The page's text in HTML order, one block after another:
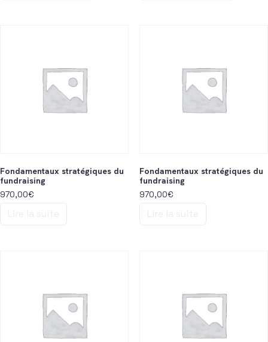
Fondamentaux stratégiques du
fundraising
970,00€
Fondamentaux stratégiques du
fundraising
970,00€